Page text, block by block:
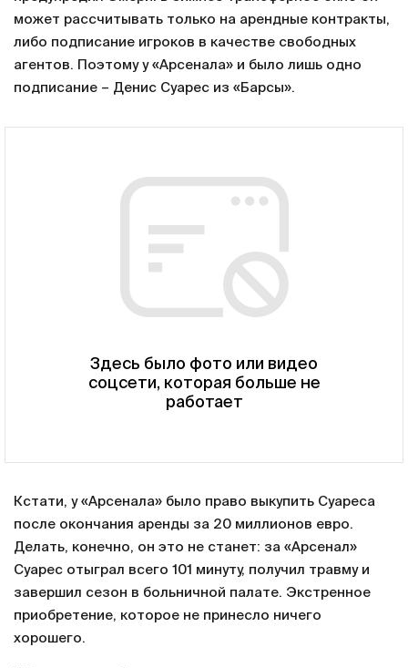
может рассчитывать только на арендные контракты,
либо подписание игроков в качестве свободных
агентов. Поэтому у «Арсенала» и было лишь одно
подписание – Денис Суарес из «Барсы».
Здесь было фото или видео
соцсети, которая больше не
работает
Кстати, у «Арсенала» было право выкупить Суареса
после окончания аренды за 20 миллионов евро.
Делать, конечно, он это не станет: за «Арсенал»
Суарес отыграл всего 101 минуту, получил травму и
завершил сезон в больничной палате. Экстренное
приобретение, которое не принесло ничего
хорошего.